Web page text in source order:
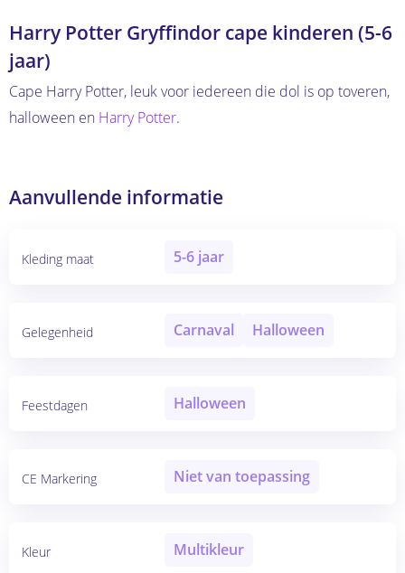
Harry Potter Gryffindor cape kinderen (5-6
jaar)
Cape Harry Potter, leuk voor iedereen die dol is op toveren,
halloween en Harry Potter.
Aanvullende informatie
Kleding maat 5-6 jaar
Gelegenheid Carnaval Halloween
Feestdagen Halloween
CE Markering Niet van toepassing
Kleur Multikleur